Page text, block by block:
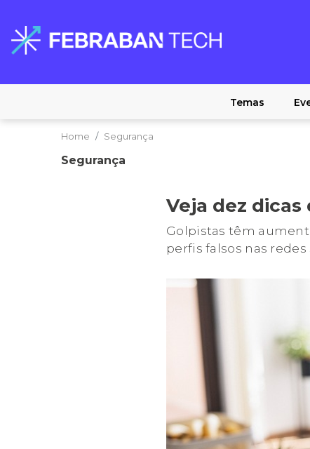
Temas
Home Segurança
Segurança
Veja dez
Golpistas têm
perfis falsos nas redes